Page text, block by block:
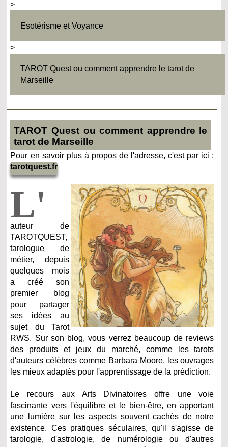
>
Esotérisme et Voyance
>
TAROT Quest ou comment apprendre le tarot de
Marseille
TAROT Quest ou comment apprendre le
tarot de Marseille
Pour en savoir plus à propos de l'adresse, c'est par ici :
tarotquest.fr
L'
auteur de
TAROTQUEST,
tarologue de
métier, depuis
quelques mois
a créé son
premier blog
pour partager
ses idées au
sujet du Tarot
RWS. Sur son blog, vous verrez beaucoup de reviews
des produits et jeux du marché, comme les tarots
d'auteurs célèbres comme Barbara Moore, les ouvrages
les mieux adaptés pour l'apprentissage de la prédiction.
Le recours aux Arts Divinatoires offre une voie
fascinante vers l'équilibre et le bien-être, en apportant
une lumière sur les aspects souvent cachés de notre
existence. Ces pratiques séculaires, qu'il s'agisse de
tarologie, d'astrologie, de numérologie ou d'autres